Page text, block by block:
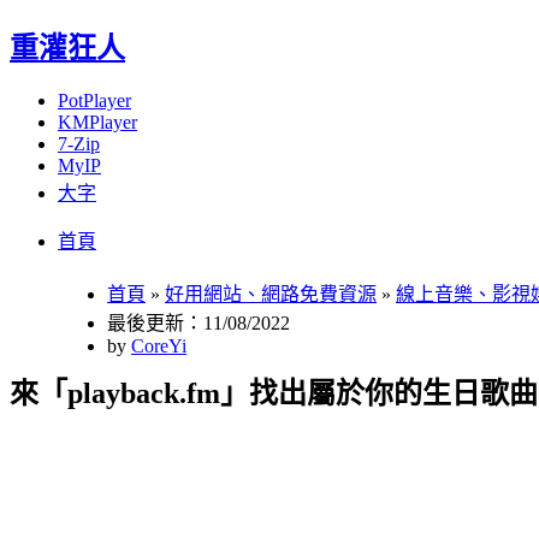
重灌狂人
PotPlayer
KMPlayer
7-Zip
MyIP
大字
首頁
首頁 » 好用網站、網路免費資源 » 線上音樂、影視
最後更新：11/08/2022
by CoreYi
來「playback.fm」找出屬於你的生日歌曲